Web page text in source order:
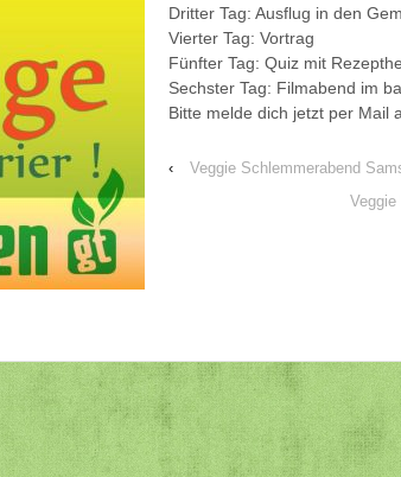
Dritter Tag: Ausflug in den
Vierter Tag: Vortrag
Fünfter Tag: Quiz mit
Sechster Tag: Filmabend im
Bitte melde dich jetzt per Mail
‹
Veggie Schlemmerabend